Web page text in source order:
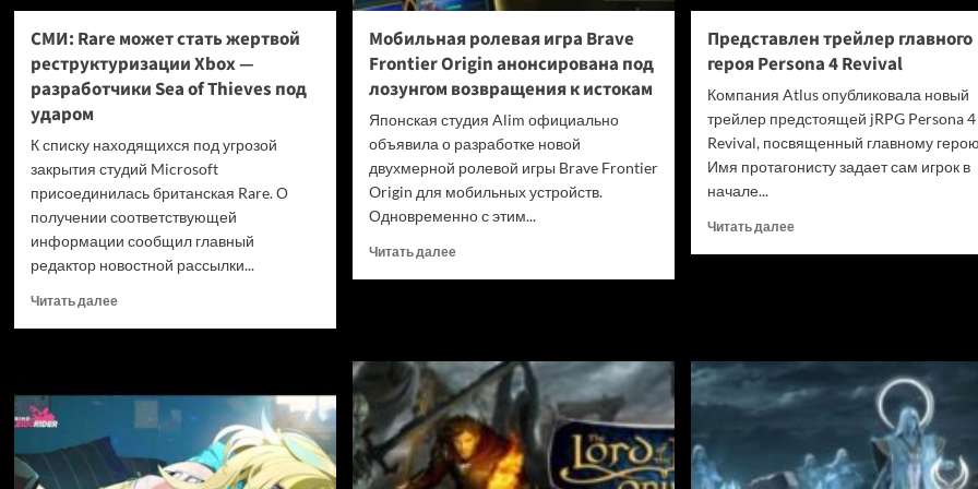
не
убивать
диски
СМИ: Rare может стать жертвой
реструктуризации Xbox —
разработчики Sea of Thieves под
ударом
К списку находящихся под угрозой
закрытия студий Microsoft
присоединилась британская Rare. О
получении соответствующей
информации сообщил главный
редактор новостной рассылки...
Читать далееПрочитать
может
жертвой
реструктуризации
Xbox
Мобильная ролевая игра Brave
Frontier Origin анонсирована под
лозунгом возвращения к истокам
Японская студия Alim официально
объявила о разработке новой
двухмерной ролевой игры Brave Frontier
Origin для мобильных устройств.
Одновременно с этим...
Читать далееПрочитать
Brave
Frontier
Origin
анонсирована
под
лозунгом
Представлен трейлер главного
героя Persona 4 Revival
Компания Atlus опубликовала новый
трейлер предстоящей jRPG Persona 4
Revival, посвященный главному
Имя протагонисту задает сам игрок в
начале...
Читать далееПрочитать
Persona
4